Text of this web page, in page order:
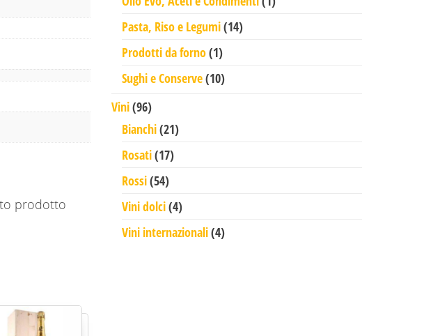
prodotto
Pasta, Riso e Legumi 1414 prodotti
Prodotti da forno 11 prodotto
Sughi e Conserve 1010 prodotti
Vini 9696 prodotti
Bianchi 2121 prodotti
Rosati 1717 prodotti
Rossi 5454 prodotti
Vini dolci 44 prodotti
Vini internazionali 44 prodotti